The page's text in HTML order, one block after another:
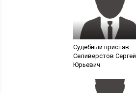
Судебный пристав
Селиверстов Сергей
Юрьевич